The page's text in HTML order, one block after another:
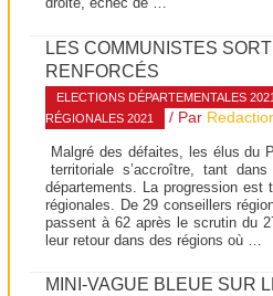
LES COMMUNISTES
RENFORCÉS
ELECTIONS DÉPARTEMENTALES 2021
RÉGIONALES 2021
/ Par
Malgré des défaites, les élus du
territoriale s’accroître, tant
départements. La progression est
régionales. De 29 conseillers
passent à 62 après le scrutin du
leur retour dans des régions où …
MINI-VAGUE BLEUE SUR